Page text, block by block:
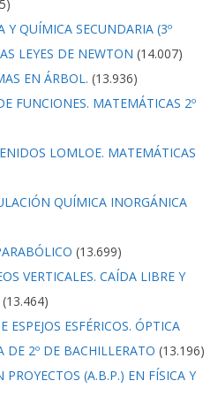
Y QUÍMICA SECUNDARIA (3º
LEYES DE NEWTON (14.007)
EN ÁRBOL. (13.936)
FUNCIONES. MATEMÁTICAS 2º
LOMLOE. MATEMÁTICAS
QUÍMICA INORGÁNICA
(13.699)
VERTICALES. CAÍDA LIBRE Y
(13.464)
ESPEJOS ESFÉRICOS. ÓPTICA
DE 2º DE BACHILLERATO (13.196)
(A.B.P.) EN FÍSICA Y